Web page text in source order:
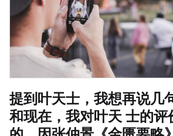
提到叶天士，我想再说几
和现在，我对叶天 士的评